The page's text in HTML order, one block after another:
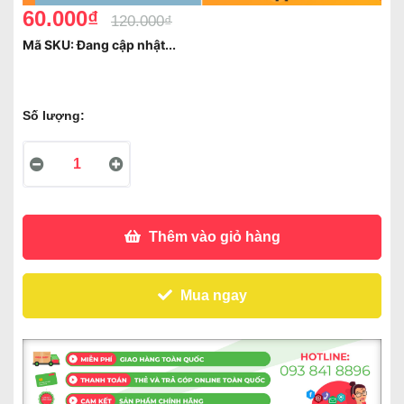
60.000₫ 120.000₫
Mã SKU:Đang cập nhật...
Số lượng:
Thêm vào giỏ hàng
Mua ngay